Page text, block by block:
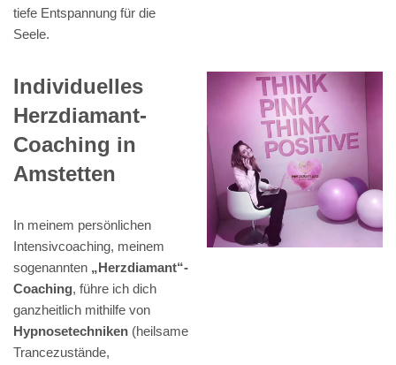
tiefe Entspannung für die
Seele.
Individuelles
Herzdiamant-
Coaching in
Amstetten
In meinem persönlichen
Intensivcoaching, meinem
sogenannten „Herzdiamant“-
Coaching, führe ich dich
ganzheitlich mithilfe von
Hypnosetechniken (heilsame
Trancezustände,